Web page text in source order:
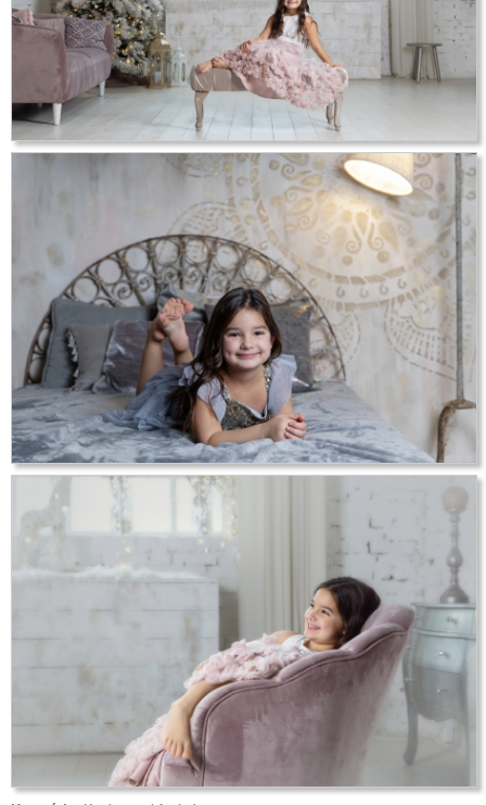
Születésnapi fotózás [2]
Karácsonyi fotózás [20]
Nyuszis fotózás [1]
Kapcsolat